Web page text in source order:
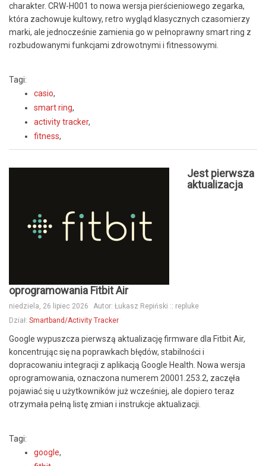
charakter. CRW-H001 to nowa wersja pierścieniowego zegarka,
która zachowuje kultowy, retro wygląd klasycznych czasomierzy
marki, ale jednocześnie zamienia go w pełnoprawny smart ring z
rozbudowanymi funkcjami zdrowotnymi i fitnessowymi.
Tagi:
casio,
smart ring,
activity tracker,
fitness,
Jest pierwsza
aktualizacja
oprogramowania Fitbit Air
niedziela, 26 lipiec 2026 Autor: Łukasz Repiński :: repluke
Dział: Smartband/Activity Tracker
Google wypuszcza pierwszą aktualizację firmware dla Fitbit Air,
koncentrując się na poprawkach błędów, stabilności i
dopracowaniu integracji z aplikacją Google Health. Nowa wersja
oprogramowania, oznaczona numerem 20001.253.2, zaczęła
pojawiać się u użytkowników już wcześniej, ale dopiero teraz
otrzymała pełną listę zmian i instrukcje aktualizacji.
Tagi:
google,